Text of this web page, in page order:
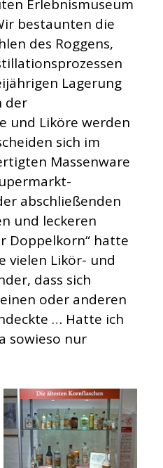
Erlebnismuseum
bestaunten die
des Roggens,
Lagerung
der
und Liköre werden
sich im
Massenware
abschließenden
und leckeren
Doppelkorn“ hatte
vielen Likör- und
dass sich
oder anderen
… Hatte ich
sowieso nur